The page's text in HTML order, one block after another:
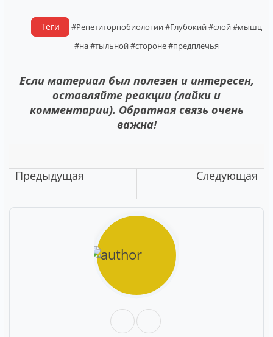
Теги #Репетиторпобиологии#Глубокий#слой#мышц
#на#тыльной#стороне#предплечья
Если материал был полезен и интересен,
оставляйте реакции (лайки и
комментарии). Обратная связь очень
важна!
Предыдущая Следующая